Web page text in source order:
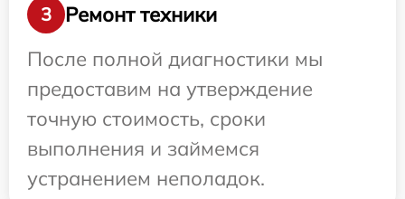
3
Ремонт техники
После полной диагностики мы
предоставим на утверждение
точную стоимость, сроки
выполнения и займемся
устранением неполадок.